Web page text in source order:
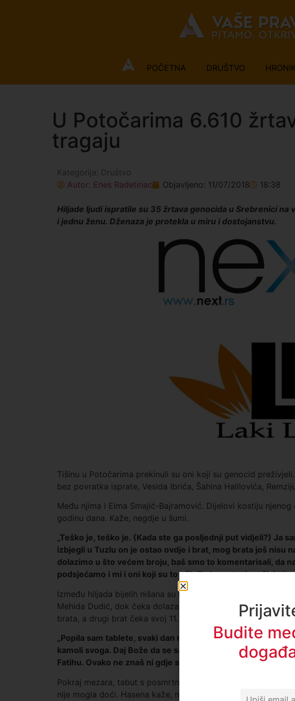
POČETNA DRUŠTVO
U Potočarima 6.610
tragaju
Kategorija: Društvo
Autor: Enes Radetinac Objavljeno: 11/07/2018 18:38
Hiljade ljudi ispratile su 35 žrtava genocida u Srebrenici na
i jednu ženu. Dženaza je protekla u miru i dostojanstvu.
Tišinu u Potočarima prekinuli su oni koji su genocid
bez povratka isprate, Vesida Ibrića, Šahina Halilovića,
Među njima i Elma Smajić-Bajramović. Dijelovi kostiju
godinu dana. Kaže, negdje u šumi.
„Teško je, teško je. (Kada ste ga posljednji put vidjeli?) Ja
izbjegli u Tuzlu on je ostao ovdje i brat, mog brata još nisu
dolazimo u što većem broju, baš smo to komentarisali, da
podsjećamo i mi i oni koji su to učinili, da nastavimo živjeti
Između hiljada bijelih nišana su i mezari bračnog para
Mehida Dudić, dok čeka dolazak ostatka porodice Dudić.
brata, a drugi brat čeka svoj 11. juli.
„Popila sam tablete, svaki dan mi je maltene hitna dolazila,
kamoli svoga. Daj Bože da se samo pronađu kosti, da se
Fatihu. Ovako ne znaš ni gdje su ni šta su“
, kazala je Mehida.
Pokraj mezara, tabut s posmrtnim ostacima svekra Hameda
nije mogla doći. Hasena kaže, ne bi izdržala.
Budite